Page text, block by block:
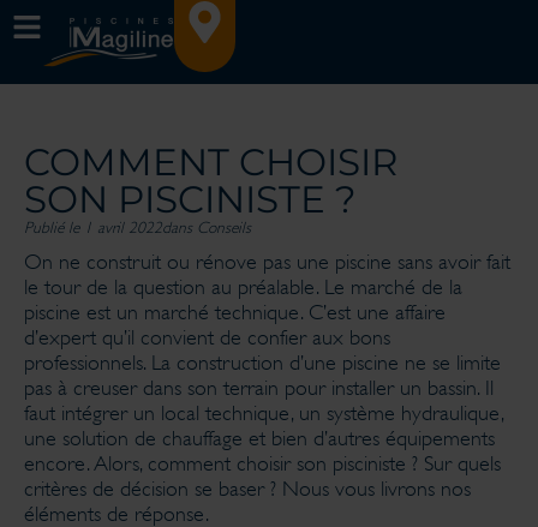
COMMENT CHOISIR
SON PISCINISTE ?
Publié le 1 avril 2022dans Conseils
On ne construit ou rénove pas une piscine sans avoir fait
le tour de la question au préalable. Le marché de la
piscine est un marché technique. C’est une affaire
d’expert qu’il convient de confier aux bons
professionnels. La construction d’une piscine ne se limite
pas à creuser dans son terrain pour installer un bassin. Il
faut intégrer un local technique, un système hydraulique,
une solution de chauffage et bien d’autres équipements
encore. Alors, comment choisir son pisciniste ? Sur quels
critères de décision se baser ? Nous vous livrons nos
éléments de réponse.